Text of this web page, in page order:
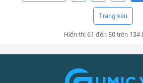
Hiển thị 61 đến 80trên 134